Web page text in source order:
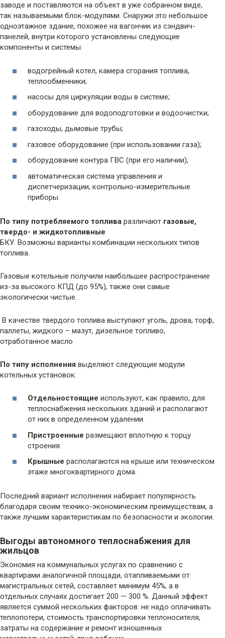
заводе и поставляются на объект в уже собранном виде,
так называемыми блок-модулями. Снаружи это небольшое
одноэтажное здание, похожее на вагончик из сэндвич-
панелей, внутри которого установлены следующие
компоненты и системы:
водогрейный котел, камера сгорания топлива,
теплообменники;
насосы для циркуляции воды в системе;
оборудование для водоподготовки и водоочистки;
газоходы, дымовые трубы;
газовое оборудование (при использовании газа);
оборудование контура ГВС (при его наличии);
автоматическая система управления и
диспетчеризации, контрольно-измерительные
приборы.
По типу потребляемого топлива различают газовые,
твердо- и жидкотопливные
БКУ. Возможны варианты комбинации нескольких типов
топлива.
Газовые котельные получили наибольшее распространение
из-за высокого КПД (до 95%), также они самые
экологически чистые.
В качестве твердого топлива выступают уголь, дрова, торф,
паллеты, жидкого – мазут, дизельное топливо,
отработанное масло
По типу исполнения выделяют следующие модули
котельных установок:
Отдельностоящие используют, как правило, для
теплоснабжения нескольких зданий и располагают
от них в определенном удалении.
Пристроенные размещают вплотную к торцу
строения.
Крышные располагаются на крыше или техническом
этаже многоквартирного дома.
Последний вариант исполнения набирает популярность
благодаря своим технико-экономическим преимуществам, а
также лучшим характеристикам по безопасности и экологии.
Выгоды автономного теплоснабжения для
жильцов
Экономия на коммунальных услугах по сравнению с
квартирами аналогичной площади, отапливаемыми от
магистральных сетей, составляет минимум 45%, а в
отдельных случаях достигает 200 — 300 %. Данный эффект
является суммой нескольких факторов: не надо оплачивать
теплопотери, стоимость транспортировки теплоносителя,
затраты на содержание и ремонт изношенных